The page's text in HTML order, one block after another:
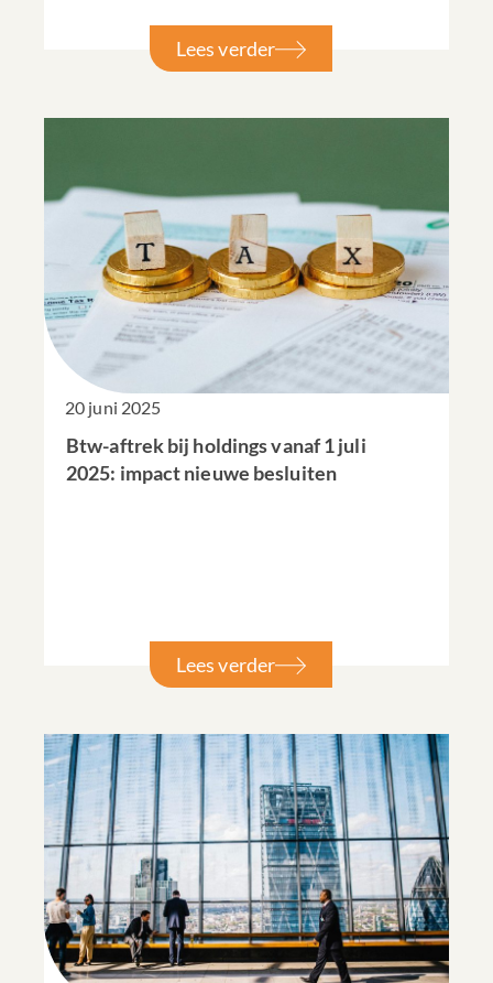
Lees verder
20 juni 2025
Btw-aftrek bij holdings vanaf 1 juli
2025: impact nieuwe besluiten
Lees verder